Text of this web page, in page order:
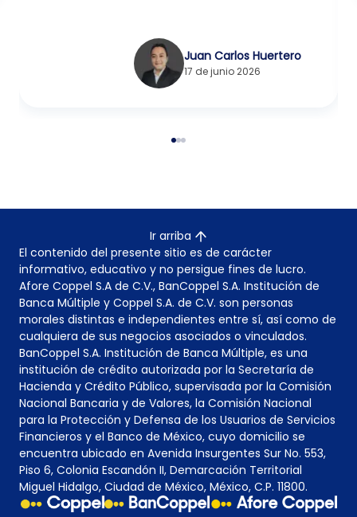
Juan Carlos Huertero
17 de junio 2026
Ir arriba
El contenido del presente sitio es de carácter
informativo, educativo y no persigue fines de lucro.
Afore Coppel S.A de C.V., BanCoppel S.A. Institución de
Banca Múltiple y Coppel S.A. de C.V. son personas
morales distintas e independientes entre sí, así como de
cualquiera de sus negocios asociados o vinculados.
BanCoppel S.A. Institución de Banca Múltiple, es una
institución de crédito autorizada por la Secretaría de
Hacienda y Crédito Público, supervisada por la Comisión
Nacional Bancaria y de Valores, la Comisión Nacional
para la Protección y Defensa de los Usuarios de Servicios
Financieros y el Banco de México, cuyo domicilio se
encuentra ubicado en Avenida Insurgentes Sur No. 553,
Piso 6, Colonia Escandón II, Demarcación Territorial
Miguel Hidalgo, Ciudad de México, México, C.P. 11800.